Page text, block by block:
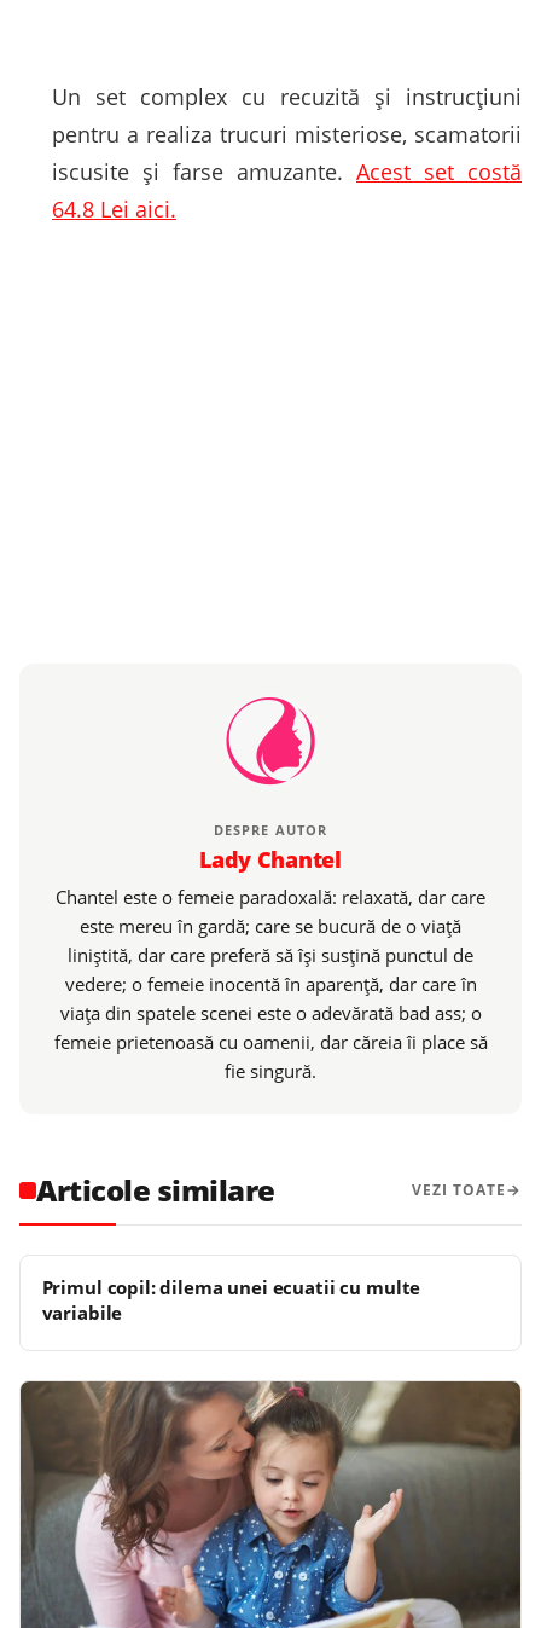
Un set complex cu recuzită și instrucțiuni
pentru a realiza trucuri misteriose, scamatorii
iscusite și farse amuzante. Acest set costă
64.8 Lei aici.
DESPRE AUTOR
Lady Chantel
Chantel este o femeie paradoxală: relaxată, dar care
este mereu în gardă; care se bucură de o viaţă
liniştită, dar care preferă să îşi susţină punctul de
vedere; o femeie inocentă în aparenţă, dar care în
viaţa din spatele scenei este o adevărată bad ass; o
femeie prietenoasă cu oamenii, dar căreia îi place să
fie singură.
Articole similare VEZI TOATE
Primul copil: dilema unei ecuatii cu multe
variabile